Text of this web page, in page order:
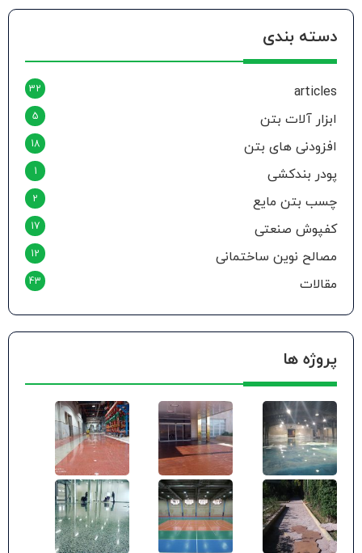
دسته بندی
articles
32
ابزار آلات بتن 5
افزودنی های بتن 18
پودر بندکشی 1
چسب بتن مایع 2
کفپوش صنعتی 17
مصالح نوین ساختمانی 12
مقالات 43
پروژه ها